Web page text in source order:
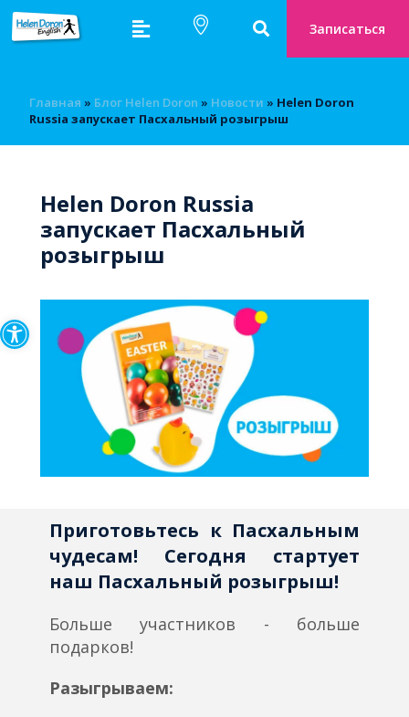
Открыть панель
Записаться
Главная » Блог Helen Doron » Новости » Helen Doron
Russia запускает Пасхальный розыгрыш
Helen Doron Russia
запускает Пасхальный
розыгрыш
Приготовьтесь к Пасхальным
чудесам! Сегодня стартует
наш Пасхальный розыгрыш!
Больше участников - больше
подарков!
Разыгрываем: